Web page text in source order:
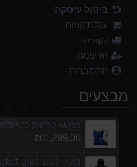
ביטול עיסקה
עגלת קניות
לקופה
הרשמה
התחברות
מבצעים
839.00 ₪
אוהל משפחתי ל 6 GURO Panorama 6P v2
499.00 ₪
מנשא לתינוק לטיולים OSPERY POCO LT
1,299.00 ₪